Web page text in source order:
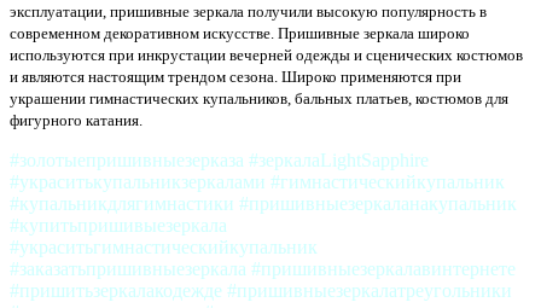
эксплуатации, пришивные зеркала получили высокую популярность в
современном декоративном искусстве. Пришивные зеркала широко
используются при инкрустации вечерней одежды и сценических костюмов
и являются настоящим трендом сезона. Широко применяются при
украшении гимнастических купальников, бальных платьев, костюмов для
фигурного катания.
#золотыепришивныезерказа #зеркалаLightSapphire
#украситькупальникзеркалами #гимнастическийкупальник
#купальникдлягимнастики #пришивныезеркаланакупальник
#купитьпришивыезеркала
#украситьгимнастическийкупальник
#заказатьпришивныезеркала #пришивныезеркалавинтернете
#пришитьзеркалакодежде #пришивныезеркалатреугольники